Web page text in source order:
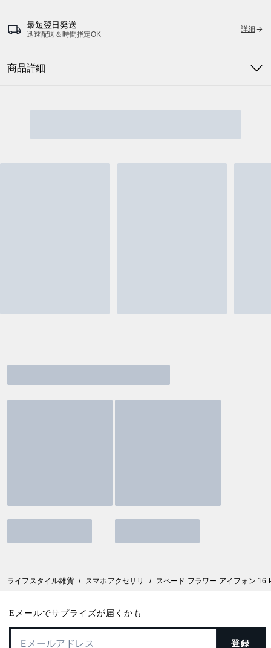
最短翌日発送
迅速配送＆時間指定OK
詳細
商品詳細
ライフスタイル雑貨 / スマホアクセサリ / スペード フラワー アイフォン 16
Eメールでサプライズが届くかも
登録